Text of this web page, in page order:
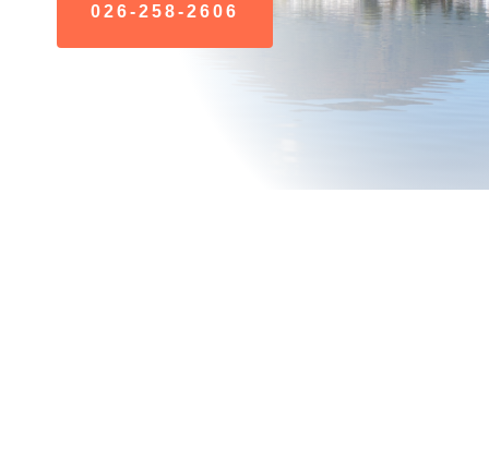
026-258-2606